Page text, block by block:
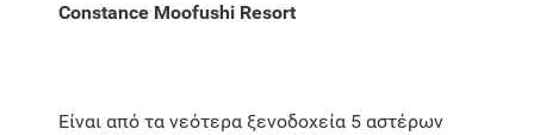
Constance Moofushi Resort
Είναι από τα νεότερα ξενοδοχεία 5 αστέρων